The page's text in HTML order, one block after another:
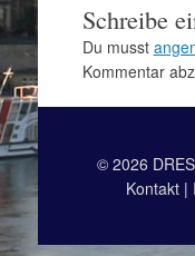
Schreibe
Du musst
Kommentar
© 2026
Kontakt|